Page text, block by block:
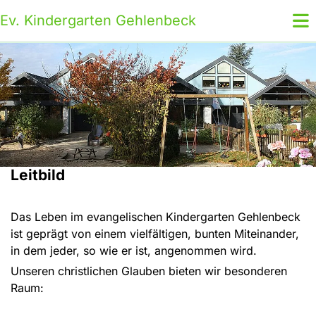
Ev. Kindergarten Gehlenbeck
Leitbild
Das Leben im evangelischen Kindergarten Gehlenbeck
ist geprägt von einem vielfältigen, bunten Miteinander,
in dem jeder, so wie er ist, angenommen wird.
Unseren christlichen Glauben bieten wir besonderen
Raum: